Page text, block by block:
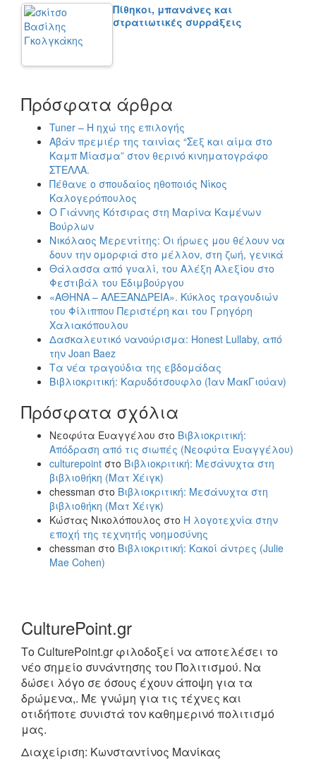
Πίθηκοι, μπανάνες και
στρατιωτικές συρράξεις
Πρόσφατα άρθρα
Tuner – Η ηχώ της επιλογής
Αβάν πρεμιέρ της ταινίας “Σεξ και αίμα στο
Καμπ Μίασμα” στον θερινό κινηματογράφο
ΣΤΕΛΛΑ.
Πέθανε ο σπουδαίος ηθοποιός Νίκος
Καλογερόπουλος
Ο Γιάννης Κότσιρας στη Μαρίνα Καμένων
Βούρλων
Νικόλαος Μερεντίτης: Οι ήρωες μου θέλουν να
δουν την ομορφιά στο μέλλον, στη ζωή, γενικά
Θάλασσα από γυαλί, του Αλέξη Αλεξίου στο
Φεστιβάλ του Εδιμβούργου
«ΑΘΗΝΑ – ΑΛΕΞΑΝΔΡΕΙΑ». Κύκλος τραγουδιών
του Φίλιππου Περιστέρη και του Γρηγόρη
Χαλιακόπουλου
Δασκαλευτικό νανούρισμα: Honest Lullaby, από
την Joan Baez
Τα νέα τραγούδια της εβδομάδας
Βιβλιοκριτική: Καρυδότσουφλο (Ίαν ΜακΓιούαν)
Πρόσφατα σχόλια
Νεοφύτα Ευαγγέλου στο Βιβλιοκριτική:
Απόδραση από τις σιωπές (Νεοφύτα Ευαγγέλου)
culturepoint στο Βιβλιοκριτική: Μεσάνυχτα στη
βιβλιοθήκη (Ματ Χέιγκ)
chessman στο Βιβλιοκριτική: Μεσάνυχτα στη
βιβλιοθήκη (Ματ Χέιγκ)
Κώστας Νικολόπουλος στο Η λογοτεχνία στην
εποχή της τεχνητής νοημοσύνης
chessman στο Βιβλιοκριτική: Κακοί άντρες (Julie
Mae Cohen)
CulturePoint.gr
Το CulturePoint.gr φιλοδοξεί να αποτελέσει το
νέο σημείο συνάντησης του Πολιτισμού. Να
δώσει λόγο σε όσους έχουν άποψη για τα
δρώμενα,. Με γνώμη για τις τέχνες και
οτιδήποτε συνιστά τον καθημερινό πολιτισμό
μας.
Διαχείριση: Κωνσταντίνος Μανίκας